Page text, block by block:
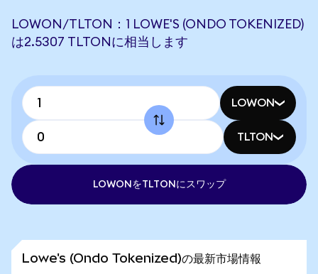
LOWON/TLTON：1 LOWE'S (ONDO TOKENIZED)
は2.5307 TLTONに相当します
LOWON
TLTON
LOWONをTLTONにスワップ
Lowe's (Ondo Tokenized)の最新市場情報